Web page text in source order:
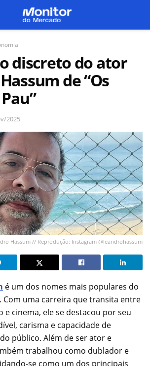
discreto do ator
de “Os
2025
Hassum // Reprodução: Instagram @leandrohassum
é um dos nomes mais populares do
uma carreira que transita entre
e cinema, ele se destacou por seu
carisma e capacidade de
público. Além de ser ator e
trabalhou como dublador e
se como um dos principais